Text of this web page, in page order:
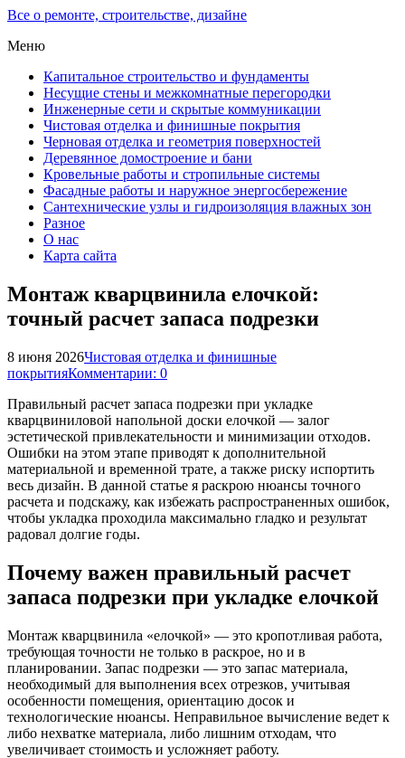
Все о ремонте, строительстве, дизайне
Меню
Капитальное строительство и фундаменты
Несущие стены и межкомнатные перегородки
Инженерные сети и скрытые коммуникации
Чистовая отделка и финишные покрытия
Черновая отделка и геометрия поверхностей
Деревянное домостроение и бани
Кровельные работы и стропильные системы
Фасадные работы и наружное энергосбережение
Сантехнические узлы и гидроизоляция влажных зон
Разное
О нас
Карта сайта
Монтаж кварцвинила елочкой:
точный расчет запаса подрезки
8 июня 2026Чистовая отделка и финишные
покрытияКомментарии: 0
Правильный расчет запаса подрезки при укладке
кварцвиниловой напольной доски елочкой — залог
эстетической привлекательности и минимизации отходов.
Ошибки на этом этапе приводят к дополнительной
материальной и временной трате, а также риску испортить
весь дизайн. В данной статье я раскрою нюансы точного
расчета и подскажу, как избежать распространенных ошибок,
чтобы укладка проходила максимально гладко и результат
радовал долгие годы.
Почему важен правильный расчет
запаса подрезки при укладке елочкой
Монтаж кварцвинила «елочкой» — это кропотливая работа,
требующая точности не только в раскрое, но и в
планировании. Запас подрезки — это запас материала,
необходимый для выполнения всех отрезков, учитывая
особенности помещения, ориентацию досок и
технологические нюансы. Неправильное вычисление ведет к
либо нехватке материала, либо лишним отходам, что
увеличивает стоимость и усложняет работу.